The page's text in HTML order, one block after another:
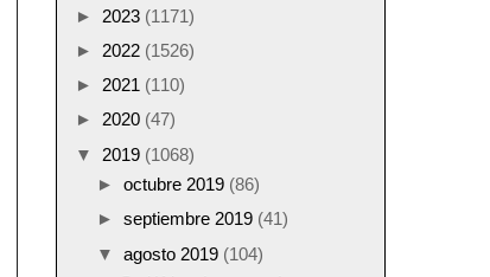
► 2023 (1171)
► 2022 (1526)
► 2021 (110)
► 2020 (47)
▼ 2019 (1068)
► octubre 2019 (86)
► septiembre 2019 (41)
▼ agosto 2019 (104)